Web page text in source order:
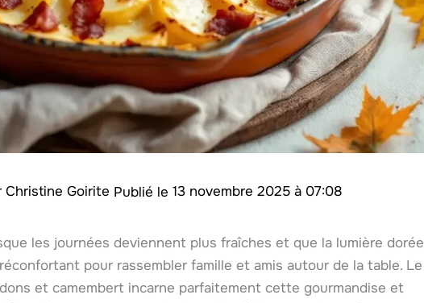
Christine Goirite 13 novembre 2025 à 07:08
les journées deviennent plus fraîches et que la lumière dorée
pour rassembler famille et amis autour de la table. Le
et camembert incarne parfaitement cette gourmandise et